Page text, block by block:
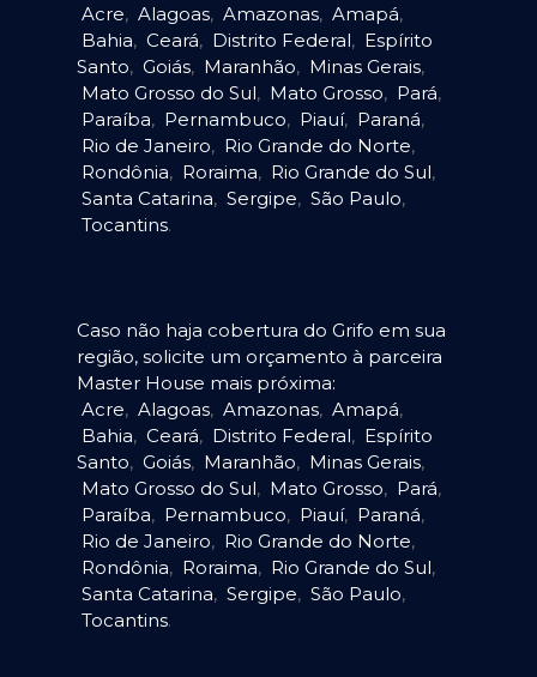
Acre, Alagoas, Amazonas, Amapá,
Bahia, Ceará, Distrito Federal, Espírito
Santo, Goiás, Maranhão, Minas Gerais,
Mato Grosso do Sul, Mato Grosso, Pará,
Paraíba, Pernambuco, Piauí, Paraná,
Rio de Janeiro, Rio Grande do Norte,
Rondônia, Roraima, Rio Grande do Sul,
Santa Catarina, Sergipe, São Paulo,
Tocantins.
Caso não haja cobertura do Grifo em sua
região, solicite um orçamento à parceira
Master House mais próxima:
Acre, Alagoas, Amazonas, Amapá,
Bahia, Ceará, Distrito Federal, Espírito
Santo, Goiás, Maranhão, Minas Gerais,
Mato Grosso do Sul, Mato Grosso, Pará,
Paraíba, Pernambuco, Piauí, Paraná,
Rio de Janeiro, Rio Grande do Norte,
Rondônia, Roraima, Rio Grande do Sul,
Santa Catarina, Sergipe, São Paulo,
Tocantins.